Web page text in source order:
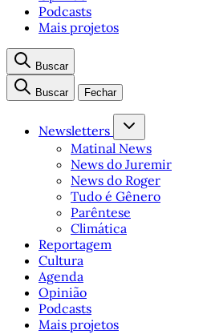
Podcasts
Mais projetos
Buscar
Buscar Fechar
Newsletters
Matinal News
News do Juremir
News do Roger
Tudo é Gênero
Parêntese
Climática
Reportagem
Cultura
Agenda
Opinião
Podcasts
Mais projetos